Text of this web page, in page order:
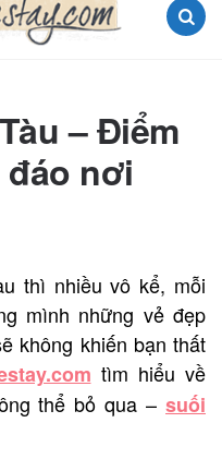
– Điểm
nơi
thì nhiều vô kể, mỗi
mình những vẻ đẹp
không khiến bạn thất
tìm hiểu về
thể bỏ qua – suối